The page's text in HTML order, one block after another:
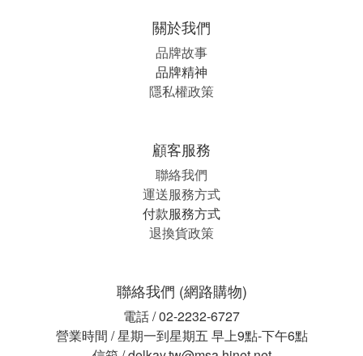
關於我們
品牌故事
品牌精神
隱私權政策
顧客服務
聯絡我們
運送服務方式
付款服務方式
退換貨政策
聯絡我們 (網路購物)
電話 / 02-2232-6727
營業時間 / 星期一到星期五 早上9點-下午6點